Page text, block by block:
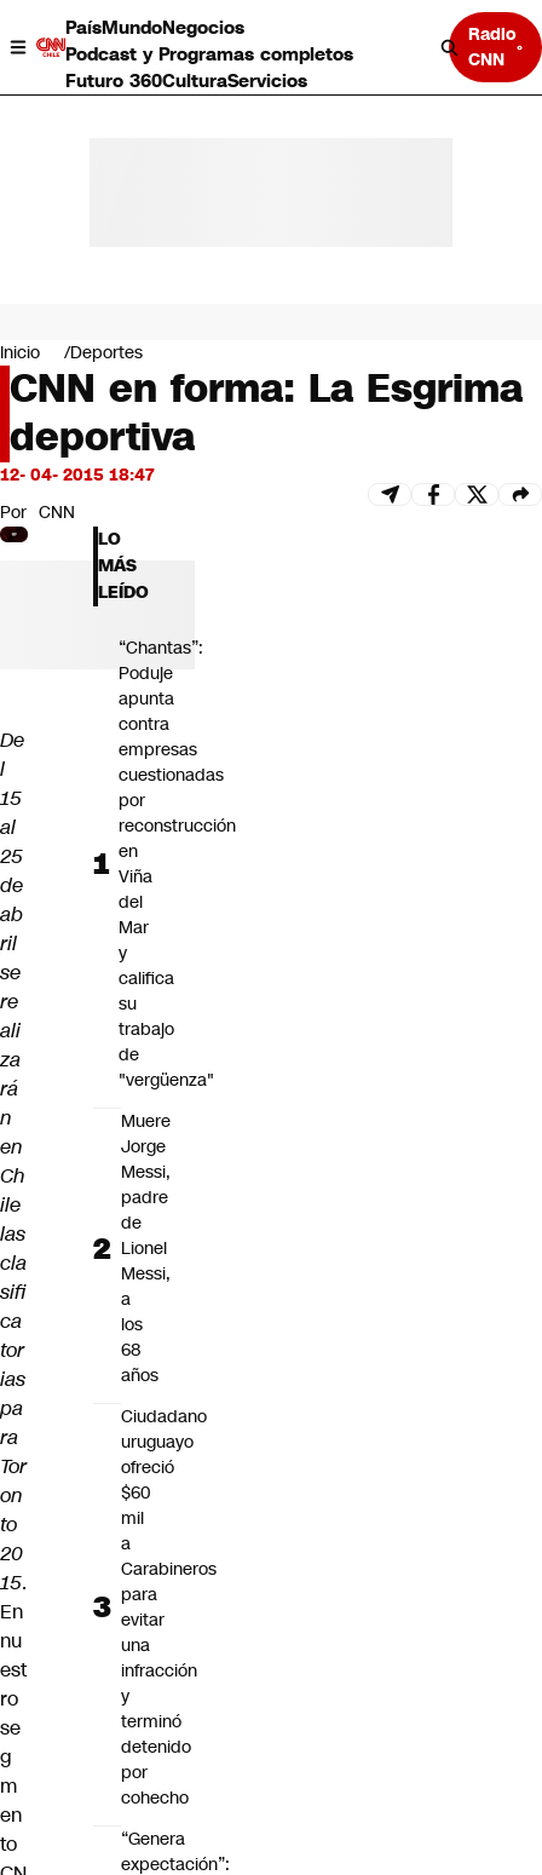
PaísMundoNegocios
Podcast y Programas completos
Futuro 360CulturaServicios
Radio
CNN
Negocios
Deportes
Programas completos
Cultura
Servicios
Bits
CNN Data
CNN tiempo
Futuro 360
Inicio Deportes
CNN en forma: La Esgrima
deportiva
12- 04- 2015 18:47
Por CNN
De
l
15
al
25
de
ab
ril
se
re
ali
za
rá
n
en
Ch
ile
las
cla
sifi
ca
tor
ias
pa
ra
Tor
on
to
20
15.
En
nu
est
ro
se
g
m
en
to
LO
MÁS
LEÍDO
“Chantas”:
Poduje
apunta
contra
empresas
cuestionadas
por
reconstrucción
en
Viña
del
Mar
y
califica
su
trabajo
de
"vergüenza"
Muere
Jorge
Messi,
padre
de
Lionel
Messi,
a
los
68
años
Ciudadano
uruguayo
ofreció
$60
mil
a
Carabineros
para
evitar
una
infracción
y
terminó
detenido
por
cohecho
“Genera
expectación”: